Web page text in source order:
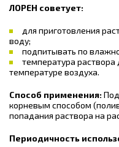
ЛОРЕН советует:
для приготовления
воду;
подпитывать по
температура
температуре воздуха.
Способ применения:
корневым способом
попадания раствора на
Периодичность